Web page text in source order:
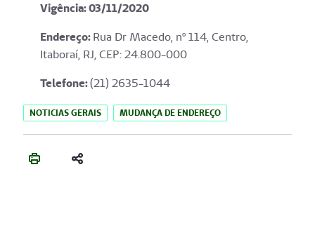
Vigência: 03/11/2020
Endereço:Rua Dr Macedo, nº 114, Centro,
Itaboraí, RJ, CEP: 24.800-000
Telefone:(21) 2635-1044
NOTICIAS GERAIS MUDANÇA DE ENDEREÇO